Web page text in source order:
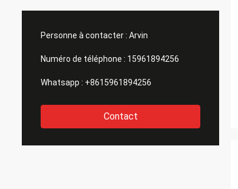
Personne à contacter : Arvin
Numéro de téléphone : 15961894256
Whatsapp : +8615961894256
Contact